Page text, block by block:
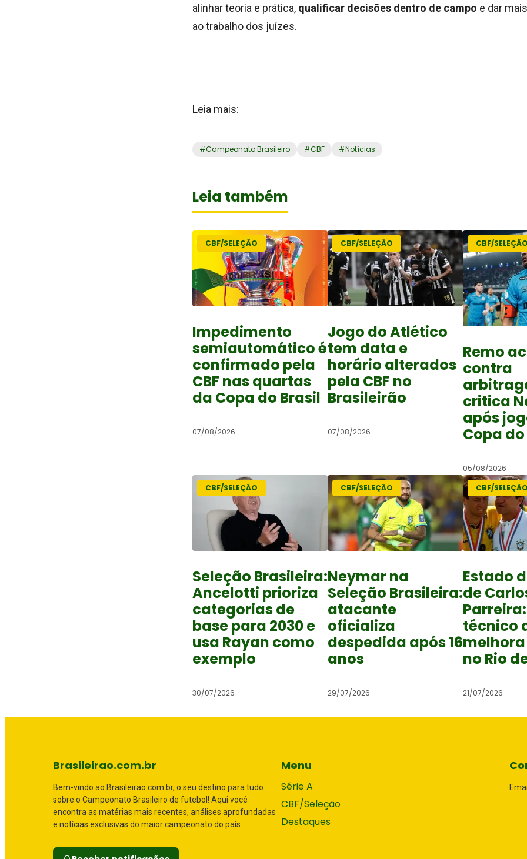
alinhar teoria e prática, qualificar decisões dentro de campo e dar
ao trabalho dos juízes.
Leia mais:
#Campeonato Brasileiro #CBF #Notícias
Leia também
CBF/SELEÇÃO
Impedimento
semiautomático é
confirmado pela
CBF nas quartas
da Copa do Brasil
07/08/2026
CBF/SELEÇÃO
Jogo do Atlético
tem data e
horário alterados
pela CBF no
Brasileirão
07/08/2026
CBF/
Remo
contra
critica
após
Copa
05/08/2026
CBF/SELEÇÃO
Seleção Brasileira:
Ancelotti prioriza
categorias de
base para 2030 e
usa Rayan como
exemplo
30/07/2026
CBF/SELEÇÃO
Neymar na
Seleção Brasileira:
atacante
oficializa
despedida após 16
anos
29/07/2026
CBF/
Estado
de
técnico
no Rio
21/07/2026
Brasileirao.com.br
Bem-vindo ao Brasileirao.com.br, o seu destino para tudo
sobre o Campeonato Brasileiro de futebol! Aqui você
encontra as matérias mais recentes, análises aprofundadas
e notícias exclusivas do maior campeonato do país.
Menu
Série A
CBF/Seleção
Destaques